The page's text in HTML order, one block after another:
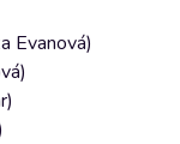
Evanová)